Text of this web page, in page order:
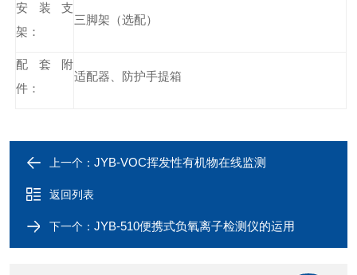
安装支
架：
三脚架（选配）
配套附
件：
适配器、防护手提箱
上一个： JYB-VOC挥发性有机物在线监测
返回列表
下一个： JYB-510便携式负氧离子检测仪的运用